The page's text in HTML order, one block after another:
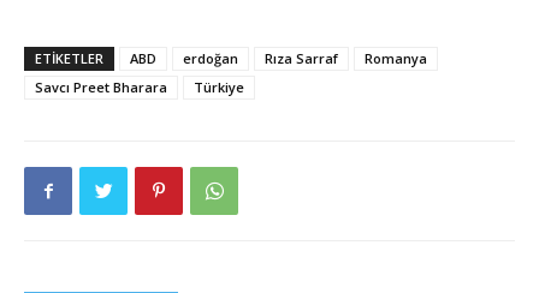
ETIKETLER ABD erdoğan Rıza Sarraf
Romanya
Savcı Preet Bharara
Türkiye